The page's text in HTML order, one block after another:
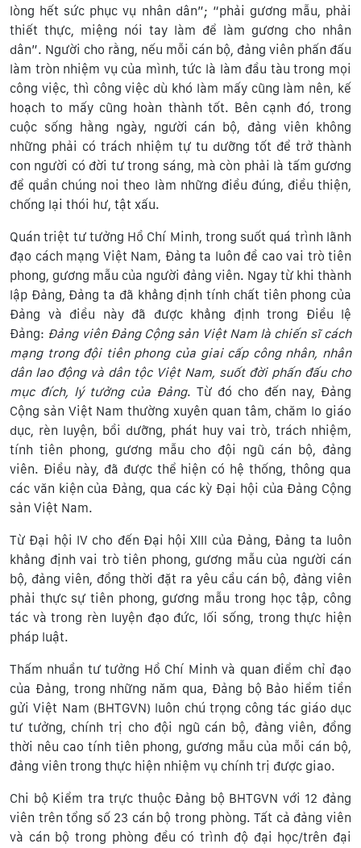
lòng hết sức phục vụ nhân dân”; “phải gương mẫu, phải
thiết thực, miệng nói tay làm để làm gương cho nhân
dân”. Người cho rằng, nếu mỗi cán bộ, đảng viên phấn đấu
làm tròn nhiệm vụ của mình, tức là làm đầu tàu trong mọi
công việc, thì công việc dù khó làm mấy cũng làm nên, kế
hoạch to mấy cũng hoàn thành tốt. Bên cạnh đó, trong
cuộc sống hằng ngày, người cán bộ, đảng viên không
những phải có trách nhiệm tự tu dưỡng tốt để trở thành
con người có đời tư trong sáng, mà còn phải là tấm gương
để quần chúng noi theo làm những điều đúng, điều thiện,
chống lại thói hư, tật xấu.
Quán triệt tư tưởng Hồ Chí Minh, trong suốt quá trình lãnh
đạo cách mạng Việt Nam, Đảng ta luôn đề cao vai trò tiên
phong, gương mẫu của người đảng viên. Ngay từ khi thành
lập Đảng, Đảng ta đã khẳng định tính chất tiên phong của
Đảng và điều này đã được khẳng định trong Điều lệ
Đảng: Đảng viên Đảng Cộng sản Việt Nam là chiến sĩ cách
mạng trong đội tiên phong của giai cấp công nhân, nhân
dân lao động và dân tộc Việt Nam, suốt đời phấn đấu cho
mục đích, lý tưởng của Đảng. Từ đó cho đến nay, Đảng
Cộng sản Việt Nam thường xuyên quan tâm, chăm lo giáo
dục, rèn luyện, bồi dưỡng, phát huy vai trò, trách nhiệm,
tính tiên phong, gương mẫu cho đội ngũ cán bộ, đảng
viên. Điều này, đã được thể hiện có hệ thống, thông qua
các văn kiện của Đảng, qua các kỳ Đại hội của Đảng Cộng
sản Việt Nam.
Từ Đại hội IV cho đến Đại hội XIII của Đảng, Đảng ta luôn
khẳng định vai trò tiên phong, gương mẫu của người cán
bộ, đảng viên, đồng thời đặt ra yêu cầu cán bộ, đảng viên
phải thực sự tiên phong, gương mẫu trong học tập, công
tác và trong rèn luyện đạo đức, lối sống, trong thực hiện
pháp luật.
Thấm nhuần tư tưởng Hồ Chí Minh và quan điểm chỉ đạo
của Đảng, trong những năm qua, Đảng bộ Bảo hiểm tiền
gửi Việt Nam (BHTGVN) luôn chú trọng công tác giáo dục
tư tưởng, chính trị cho đội ngũ cán bộ, đảng viên, đồng
thời nêu cao tính tiên phong, gương mẫu của mỗi cán bộ,
đảng viên trong thực hiện nhiệm vụ chính trị được giao.
Chi bộ Kiểm tra trực thuộc Đảng bộ BHTGVN với 12 đảng
viên trên tổng số 23 cán bộ trong phòng. Tất cả đảng viên
và cán bộ trong phòng đều có trình độ đại học/trên đại